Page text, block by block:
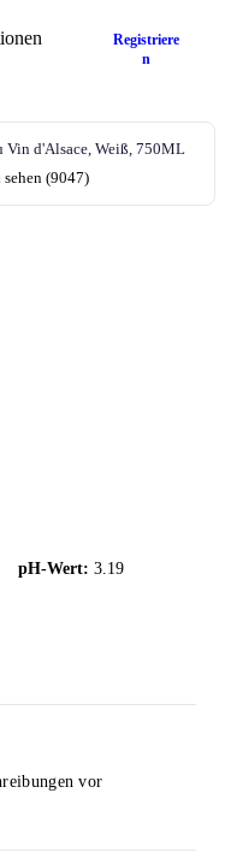
Registriere
n
Vin d'Alsace, Weiß, 750ML
(9047)
pH-Wert: 3.19
vor